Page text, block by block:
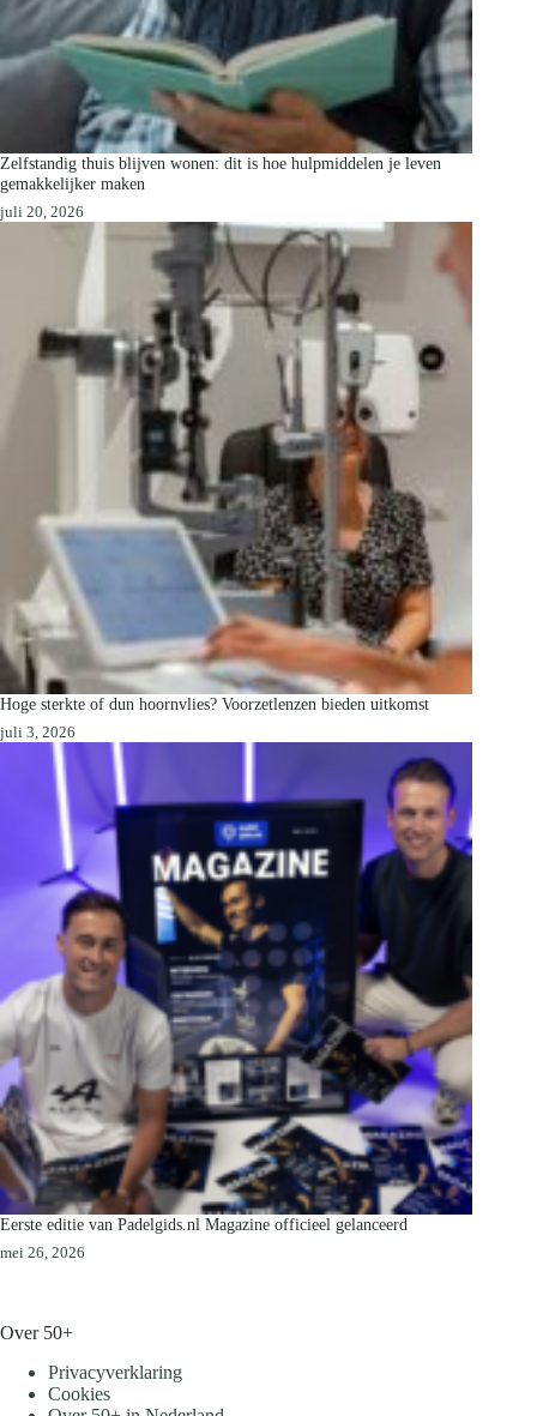
Zelfstandig thuis blijven wonen: dit is hoe hulpmiddelen je leven
gemakkelijker maken
juli 20, 2026
Hoge sterkte of dun hoornvlies? Voorzetlenzen bieden uitkomst
juli 3, 2026
Eerste editie van Padelgids.nl Magazine officieel gelanceerd
mei 26, 2026
Over 50+
Privacyverklaring
Cookies